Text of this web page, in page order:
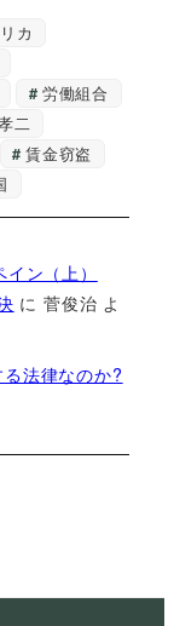
カ
労働組合
二
賃金窃盗
ン（上）
に菅俊治 よ
法律なのか?